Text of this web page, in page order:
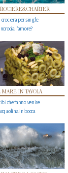
crociera per single
l’amore?
MARE IN TAVOLA
cibi che fanno venire
in bocca